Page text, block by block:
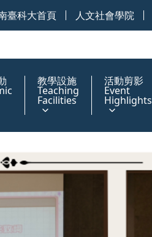
臺科大首頁 人文社會學院
教學設施
Teaching
Facilities
活動剪影
Event
Highlights